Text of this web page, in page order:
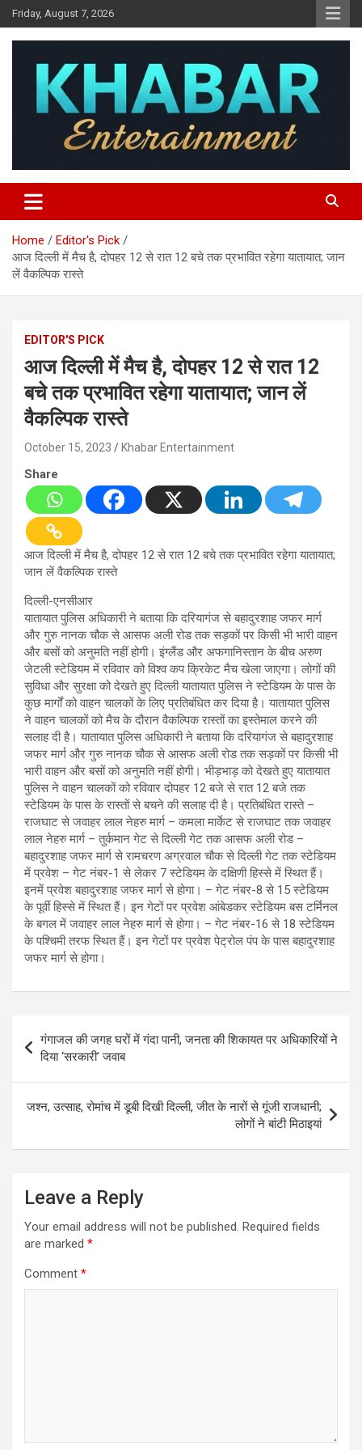
Skip
to
content
Friday, August 7, 2026
Khabar Entertainment
Home
Editor's Pick
आज दिल्ली में मैच है, दोपहर 12 से रात 12 बचे तक प्रभावित रहेगा यातायात; जान
लें वैकल्पिक रास्ते
EDITOR'S PICK
आज दिल्ली में मैच है, दोपहर 12 से रात 12
बचे तक प्रभावित रहेगा यातायात; जान लें
वैकल्पिक रास्ते
October 15, 2023 Khabar Entertainment
Share
आज दिल्ली में मैच है, दोपहर 12 से रात 12 बचे तक प्रभावित रहेगा यातायात;
जान लें वैकल्पिक रास्ते
दिल्ली-एनसीआर
यातायात पुलिस अधिकारी ने बताया कि दरियागंज से बहादुरशाह जफर मार्ग
और गुरु नानक चौक से आसफ अली रोड तक सड़कों पर किसी भी भारी वाहन
और बसों को अनुमति नहीं होगी। इंग्लैंड और अफगानिस्तान के बीच अरुण
जेटली स्टेडियम में रविवार को विश्व कप क्रिकेट मैच खेला जाएगा। लोगों की
सुविधा और सुरक्षा को देखते हुए दिल्ली यातायात पुलिस ने स्टेडियम के पास के
कुछ मार्गों को वाहन चालकों के लिए प्रतिबंधित कर दिया है। यातायात पुलिस
ने वाहन चालकों को मैच के दौरान वैकल्पिक रास्तों का इस्तेमाल करने की
सलाह दी है। यातायात पुलिस अधिकारी ने बताया कि दरियागंज से बहादुरशाह
जफर मार्ग और गुरु नानक चौक से आसफ अली रोड तक सड़कों पर किसी भी
भारी वाहन और बसों को अनुमति नहीं होगी। भीड़भाड़ को देखते हुए यातायात
पुलिस ने वाहन चालकों को रविवार दोपहर 12 बजे से रात 12 बजे तक
स्टेडियम के पास के रास्तों से बचने की सलाह दी है। प्रतिबंधित रास्ते –
राजघाट से जवाहर लाल नेहरु मार्ग – कमला मार्केट से राजघाट तक जवाहर
लाल नेहरु मार्ग – तुर्कमान गेट से दिल्ली गेट तक आसफ अली रोड –
बहादुरशाह जफर मार्ग से रामचरण अग्रवाल चौक से दिल्ली गेट तक स्टेडियम
में प्रवेश – गेट नंबर-1 से लेकर 7 स्टेडियम के दक्षिणी हिस्से में स्थित हैं।
इनमें प्रवेश बहादुरशाह जफर मार्ग से होगा। – गेट नंबर-8 से 15 स्टेडियम
के पूर्वी हिस्से में स्थित हैं। इन गेटों पर प्रवेश आंबेडकर स्टेडियम बस टर्मिनल
के बगल में जवाहर लाल नेहरु मार्ग से होगा। – गेट नंबर-16 से 18 स्टेडियम
के पश्चिमी तरफ स्थित हैं। इन गेटों पर प्रवेश पेट्रोल पंप के पास बहादुरशाह
जफर मार्ग से होगा।
Post
navigation
गंगाजल की जगह घरों में गंदा पानी, जनता की शिकायत पर अधिकारियों ने
दिया ‘सरकारी’ जवाब
जश्न, उत्साह, रोमांच में डूबी दिखी दिल्ली, जीत के नारों से गूंजी राजधानी;
लोगों ने बांटी मिठाइयां
Leave a Reply
Your email address will not be published. Required fields
are marked *
Comment *